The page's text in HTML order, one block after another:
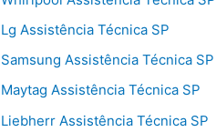
Lg Assistência Técnica SP
Samsung Assistência Técnica SP
Maytag Assistência Técnica SP
Liebherr Assistência Técnica SP